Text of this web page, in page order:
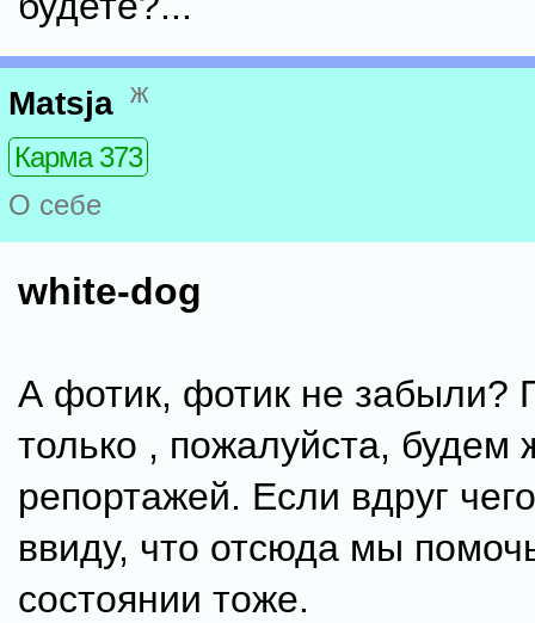
Matsja ж
Карма 373
О себе
white-dog
А фотик, фотик не забыли?
только , пожалуйста, будем
репортажей. Если вдруг
ввиду, что отсюда мы
состоянии тоже.